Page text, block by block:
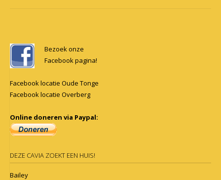
navigation
Bezoek onze
Facebook pagina!
Facebook locatie Oude Tonge
Facebook locatie Overberg
Online doneren via Paypal:
DEZE CAVIA ZOEKT EEN HUIS!
Bailey